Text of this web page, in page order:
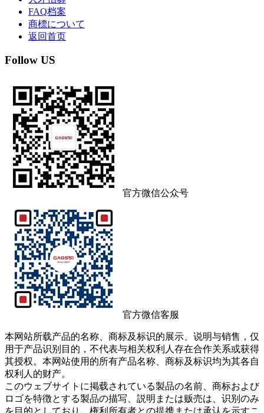
产品目录
实物展厅
库存查询
资源中心
加入我们
联系方式
人才招募
FAQ档案
商標について
返回首页
Follow US